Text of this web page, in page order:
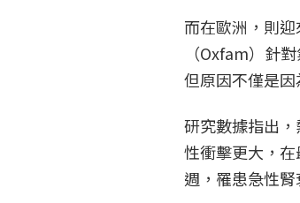
而在歐洲，則
（Oxfam）針
但原因不僅是因
研究數據指出
性衝擊更大，
週，罹患急性